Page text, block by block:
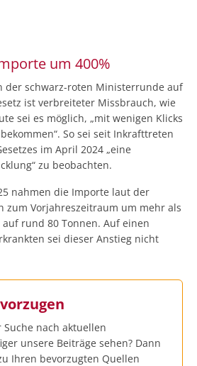
um 400%
der schwarz-roten Ministerrunde auf
ist verbreiteter Missbrauch, wie
sei es möglich, „mit wenigen Klicks
So sei seit Inkrafttreten
im April 2024 „eine
zu beobachten.
nahmen die Importe laut der
zum Vorjahreszeitraum um mehr als
rund 80 Tonnen. Auf einen
sei dieser Anstieg nicht
nach aktuellen
unsere Beiträge sehen? Dann
Ihren bevorzugten Quellen